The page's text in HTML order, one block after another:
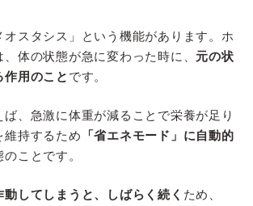
オスタシス」という機能があります。ホ
、体の状態が急に変わった時に、 元の状
用のこと です。
ば、急激に体重が減ることで栄養が足り
維持するため 「省エネモード」に自動的
のことです。
してしまうと、しばらく続く ため、